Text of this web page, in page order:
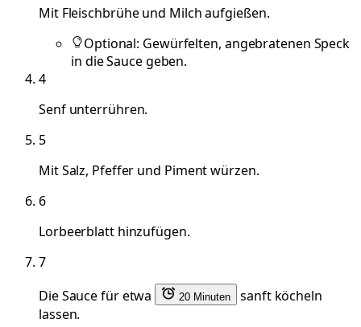
Mit Fleischbrühe und Milch aufgießen.
Optional: Gewürfelten, angebratenen Speck
in die Sauce geben.
4
Senf unterrühren.
5
Mit Salz, Pfeffer und Piment würzen.
6
Lorbeerblatt hinzufügen.
7
Die Sauce für etwa
20 Minuten
sanft köcheln
lassen.